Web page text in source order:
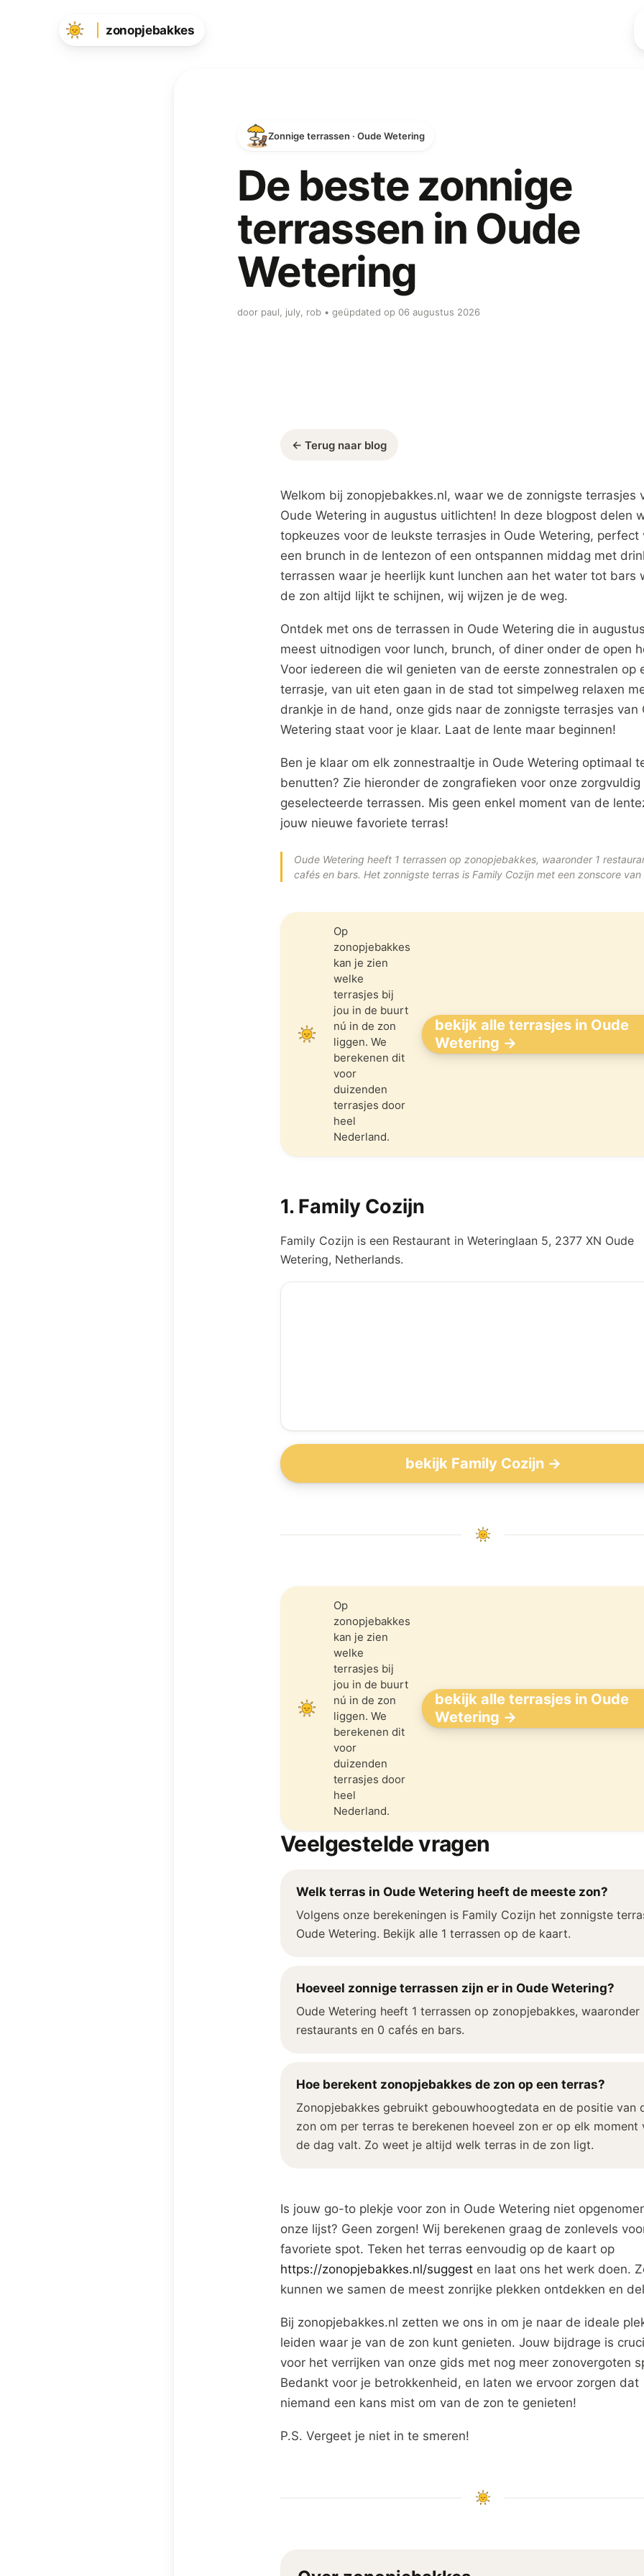
zonopjebakkes
Zonnige terrassen · Oude Wetering
De beste zonnige
terrassen in Oude
Wetering
door paul, july, rob • geüpdated op 06 augustus 2026
← Terug naar blog
Welkom bij zonopjebakkes.nl, waar we de zonnigste terrasjes
Oude Wetering in augustus uitlichten! In deze blogpost delen
topkeuzes voor de leukste terrasjes in Oude Wetering, perfect
een brunch in de lentezon of een ontspannen middag met
terrassen waar je heerlijk kunt lunchen aan het water tot bars
de zon altijd lijkt te schijnen, wij wijzen je de weg.
Ontdek met ons de terrassen in Oude Wetering die in
meest uitnodigen voor lunch, brunch, of diner onder de open
Voor iedereen die wil genieten van de eerste zonnestralen op
terrasje, van uit eten gaan in de stad tot simpelweg relaxen
drankje in de hand, onze gids naar de zonnigste terrasjes van
Wetering staat voor je klaar. Laat de lente maar beginnen!
Ben je klaar om elk zonnestraaltje in Oude Wetering optimaal
benutten? Zie hieronder de zongrafieken voor onze zorgvuldig
geselecteerde terrassen. Mis geen enkel moment van de
jouw nieuwe favoriete terras!
Oude Wetering heeft 1 terrassen op zonopjebakkes, waaronder 1
cafés en bars. Het zonnigste terras is Family Cozijn met een zonscore van
Op
zonopjebakkes
kan je zien
welke
terrasjes bij
jou in de buurt
nú in de zon
liggen. We
berekenen dit
voor
duizenden
terrasjes door
heel
Nederland.
bekijk alle terrasjes in Oude
Wetering →
1. Family Cozijn
Family Cozijn is een Restaurant in Weteringlaan 5, 2377 XN Oude
Wetering, Netherlands.
bekijk Family Cozijn →
Op
zonopjebakkes
kan je zien
welke
terrasjes bij
jou in de buurt
nú in de zon
liggen. We
berekenen dit
voor
duizenden
terrasjes door
heel
Nederland.
bekijk alle terrasjes in Oude
Wetering →
Veelgestelde vragen
Welk terras in Oude Wetering heeft de meeste zon?
Volgens onze berekeningen is Family Cozijn het zonnigste
Oude Wetering. Bekijk alle 1 terrassen op de kaart.
Hoeveel zonnige terrassen zijn er in Oude Wetering?
Oude Wetering heeft 1 terrassen op zonopjebakkes, waaronder
restaurants en 0 cafés en bars.
Hoe berekent zonopjebakkes de zon op een terras?
Zonopjebakkes gebruikt gebouwhoogtedata en de positie van
zon om per terras te berekenen hoeveel zon er op elk moment
de dag valt. Zo weet je altijd welk terras in de zon ligt.
Is jouw go-to plekje voor zon in Oude Wetering niet
onze lijst? Geen zorgen! Wij berekenen graag de zonlevels
favoriete spot. Teken het terras eenvoudig op de kaart op
https://zonopjebakkes.nl/suggest en laat ons het werk doen.
kunnen we samen de meest zonrijke plekken ontdekken en
Bij zonopjebakkes.nl zetten we ons in om je naar de ideale
leiden waar je van de zon kunt genieten. Jouw bijdrage is
voor het verrijken van onze gids met nog meer zonovergoten
Bedankt voor je betrokkenheid, en laten we ervoor zorgen dat
niemand een kans mist om van de zon te genieten!
P.S. Vergeet je niet in te smeren!